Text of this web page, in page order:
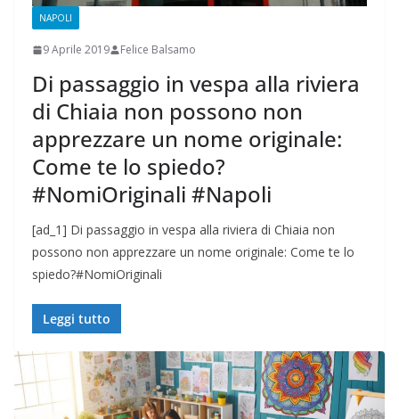
NAPOLI
9 Aprile 2019 Felice Balsamo
Di passaggio in vespa alla riviera
di Chiaia non possono non
apprezzare un nome originale:
Come te lo spiedo?
#NomiOriginali #Napoli
[ad_1] Di passaggio in vespa alla riviera di Chiaia non
possono non apprezzare un nome originale: Come te lo
spiedo?#NomiOriginali
Leggi tutto